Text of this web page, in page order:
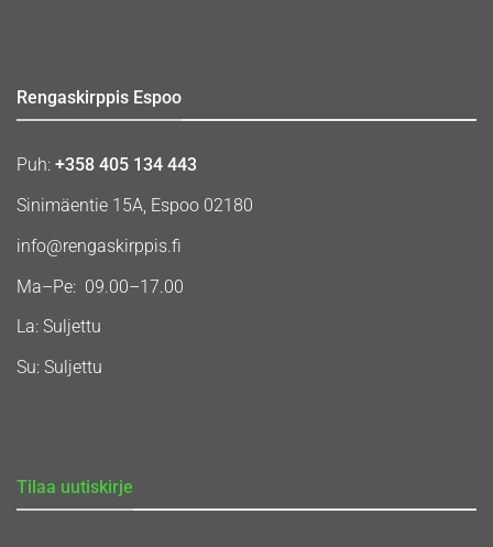
Rengaskirppis Espoo
Puh: +358 405 134 443
Sinimäentie 15A, Espoo 02180
info@rengaskirppis.fi
Ma–Pe: 09.00–17.00
La: Suljettu
Su: Suljettu
Tilaa uutiskirje